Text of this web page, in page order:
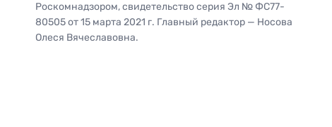
Роскомнадзором, свидетельство серия Эл № ФС77-
80505 от 15 марта 2021 г. Главный редактор — Носова
Олеся Вячеславовна.